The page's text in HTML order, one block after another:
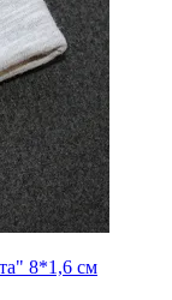
8*1,6 см